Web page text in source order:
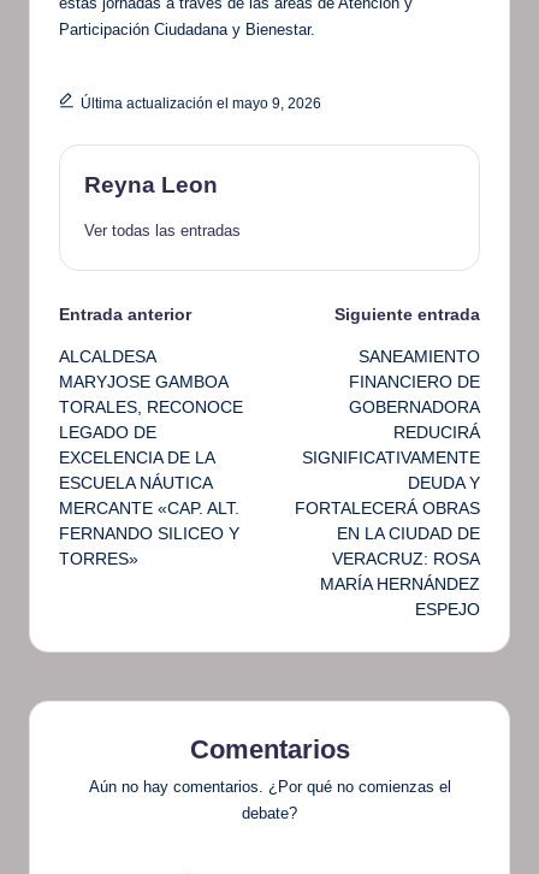
Participación Ciudadana y Bienestar.
Última actualización el mayo 9, 2026
Reyna Leon
Ver todas las entradas
Navegación
de
entradas
Entrada anterior
ALCALDESA
MARYJOSE GAMBOA
TORALES, RECONOCE
LEGADO DE
EXCELENCIA DE LA
ESCUELA NÁUTICA
MERCANTE «CAP. ALT.
FERNANDO SILICEO Y
TORRES»
Siguiente entrada
SANEAMIENTO
FINANCIERO DE
GOBERNADORA
REDUCIRÁ
SIGNIFICATIVAMENTE
DEUDA Y
FORTALECERÁ OBRAS
EN LA CIUDAD DE
VERACRUZ: ROSA
MARÍA HERNÁNDEZ
ESPEJO
Comentarios
Aún no hay comentarios. ¿Por qué no comienzas el
debate?